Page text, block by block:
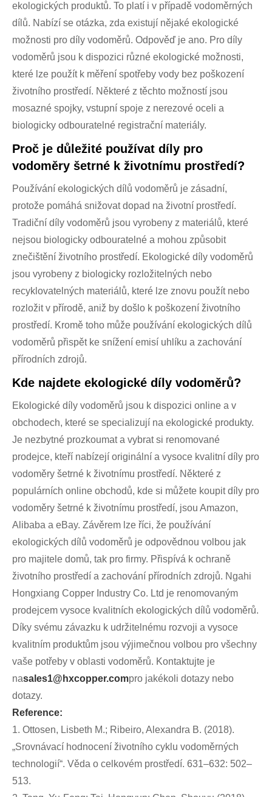
ekologických produktů. To platí i v případě vodoměrných
dílů. Nabízí se otázka, zda existují nějaké ekologické
možnosti pro díly vodoměrů. Odpověď je ano. Pro díly
vodoměrů jsou k dispozici různé ekologické možnosti,
které lze použít k měření spotřeby vody bez poškození
životního prostředí. Některé z těchto možností jsou
mosazné spojky, vstupní spoje z nerezové oceli a
biologicky odbouratelné registrační materiály.
Proč je důležité používat díly pro
vodoměry šetrné k životnímu prostředí?
Používání ekologických dílů vodoměrů je zásadní,
protože pomáhá snižovat dopad na životní prostředí.
Tradiční díly vodoměrů jsou vyrobeny z materiálů, které
nejsou biologicky odbouratelné a mohou způsobit
znečištění životního prostředí. Ekologické díly vodoměrů
jsou vyrobeny z biologicky rozložitelných nebo
recyklovatelných materiálů, které lze znovu použít nebo
rozložit v přírodě, aniž by došlo k poškození životního
prostředí. Kromě toho může používání ekologických dílů
vodoměrů přispět ke snížení emisí uhlíku a zachování
přírodních zdrojů.
Kde najdete ekologické díly vodoměrů?
Ekologické díly vodoměrů jsou k dispozici online a v
obchodech, které se specializují na ekologické produkty.
Je nezbytné prozkoumat a vybrat si renomované
prodejce, kteří nabízejí originální a vysoce kvalitní díly pro
vodoměry šetrné k životnímu prostředí. Některé z
populárních online obchodů, kde si můžete koupit díly pro
vodoměry šetrné k životnímu prostředí, jsou Amazon,
Alibaba a eBay. Závěrem lze říci, že používání
ekologických dílů vodoměrů je odpovědnou volbou jak
pro majitele domů, tak pro firmy. Přispívá k ochraně
životního prostředí a zachování přírodních zdrojů. Ngahi
Hongxiang Copper Industry Co. Ltd je renomovaným
prodejcem vysoce kvalitních ekologických dílů vodoměrů.
Díky svému závazku k udržitelnému rozvoji a vysoce
kvalitním produktům jsou výjimečnou volbou pro všechny
vaše potřeby v oblasti vodoměrů. Kontaktujte je
nasales1@hxcopper.compro jakékoli dotazy nebo
dotazy.
Reference:
1. Ottosen, Lisbeth M.; Ribeiro, Alexandra B. (2018).
„Srovnávací hodnocení životního cyklu vodoměrných
technologií“. Věda o celkovém prostředí. 631–632: 502–
513.